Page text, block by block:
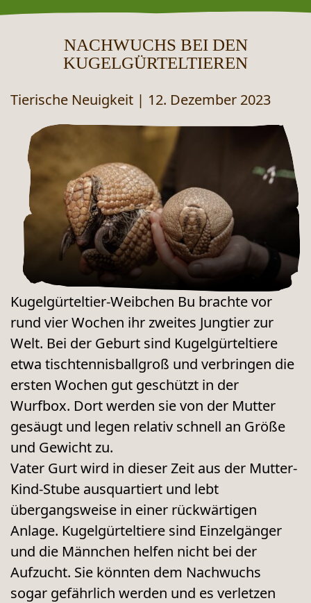
NACHWUCHS BEI DEN
KUGELGÜRTELTIEREN
Tierische Neuigkeit | 12. Dezember 2023
Kugelgürteltier-Weibchen Bu brachte vor
rund vier Wochen ihr zweites Jungtier zur
Welt. Bei der Geburt sind Kugelgürteltiere
etwa tischtennisballgroß und verbringen die
ersten Wochen gut geschützt in der
Wurfbox. Dort werden sie von der Mutter
gesäugt und legen relativ schnell an Größe
und Gewicht zu.
Vater Gurt wird in dieser Zeit aus der Mutter-
Kind-Stube ausquartiert und lebt
übergangsweise in einer rückwärtigen
Anlage. Kugelgürteltiere sind Einzelgänger
und die Männchen helfen nicht bei der
Aufzucht. Sie könnten dem Nachwuchs
sogar gefährlich werden und es verletzen